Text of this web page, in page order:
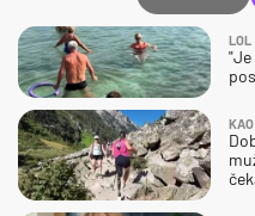
LOL
"Je